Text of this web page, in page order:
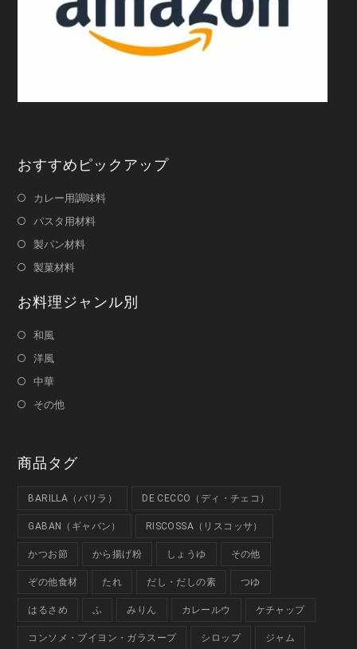
おすすめピックアップ
カレー用調味料
パスタ用材料
製パン材料
製菓材料
お料理ジャンル別
和風
洋風
中華
その他
商品タグ
BARILLA（バリラ） DE CECCO（ディ・チェコ）
GABAN（ギャバン） RISCOSSA（リスコッサ）
かつお節 から揚げ粉 しょうゆ その他
ぞの他食材 たれ だし・だしの素 つゆ
はるさめ ふ みりん カレールウ ケチャップ
コンソメ・ブイヨン・ガラスープ シロップ ジャム